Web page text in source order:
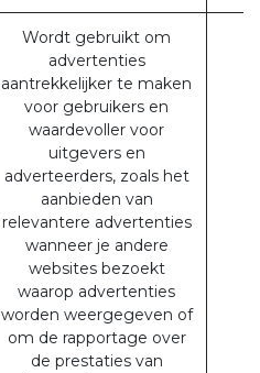
Wordt gebruikt om
advertenties
aantrekkelijker te maken
voor gebruikers en
waardevoller voor
uitgevers en
adverteerders, zoals het
aanbieden van
relevantere advertenties
wanneer je andere
websites bezoekt
waarop advertenties
worden weergegeven of
om de rapportage over
de prestaties van